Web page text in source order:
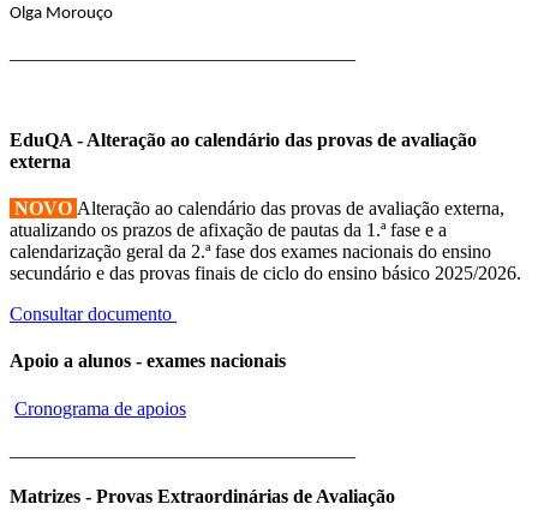
Olga Morouço
EduQA - Alteração ao calendário das provas de avaliação
externa
NOVO Alteração ao calendário das provas de avaliação externa,
atualizando os prazos de afixação de pautas da 1.ª fase e a
calendarização geral da 2.ª fase dos exames nacionais do ensino
secundário e das provas finais de ciclo do ensino básico 2025/2026.
Consultar documento
Apoio a alunos - exames nacionais
Cronograma de apoios
Matrizes - Provas Extraordinárias de Avaliação